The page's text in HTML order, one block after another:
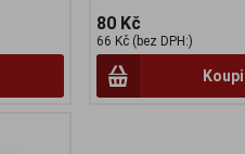
80 Kč
66 Kč (bez DPH:)